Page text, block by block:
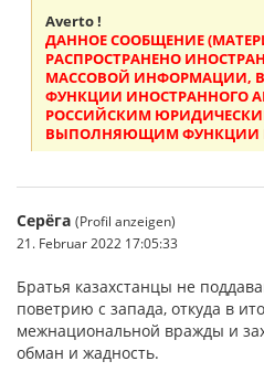
Averto !
ДАННОЕ СООБЩЕНИЕ
РАСПРОСТРАНЕНО
МАССОВОЙ
ФУНКЦИИ ИНОСТРАННОГО
РОССИЙСКИМ
ВЫПОЛНЯЮЩИМ ФУНКЦИИ
Серёга (Profil anzeigen)
21. Februar 2022 17:05:33
Братья казахстанцы не
поветрию с запада, откуда в
межнациональной вражды и
обман и жадность.